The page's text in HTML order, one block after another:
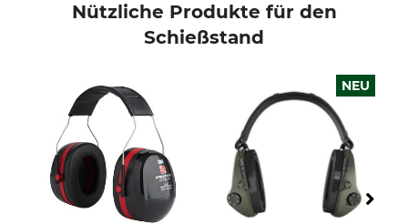
Nützliche Produkte für den
Schießstand
NEU